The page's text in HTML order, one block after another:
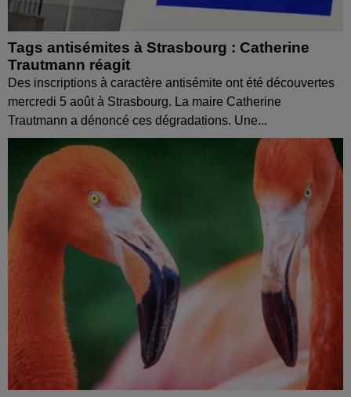
Tags antisémites à Strasbourg : Catherine
Trautmann réagit
Des inscriptions à caractère antisémite ont été découvertes
mercredi 5 août à Strasbourg. La maire Catherine
Trautmann a dénoncé ces dégradations. Une...